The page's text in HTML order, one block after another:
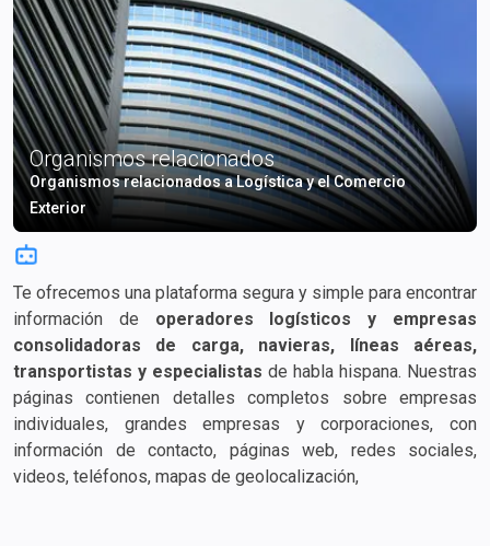
Organismos relacionados
Organismos relacionados a Logística y el Comercio
Exterior
Te ofrecemos una plataforma segura y simple para encontrar
información de operadores logísticos y empresas
consolidadoras de carga, navieras, líneas aéreas,
transportistas y especialistas de habla hispana. Nuestras
páginas contienen detalles completos sobre empresas
individuales, grandes empresas y corporaciones, con
información de contacto, páginas web, redes sociales,
videos, teléfonos, mapas de geolocalización, correos